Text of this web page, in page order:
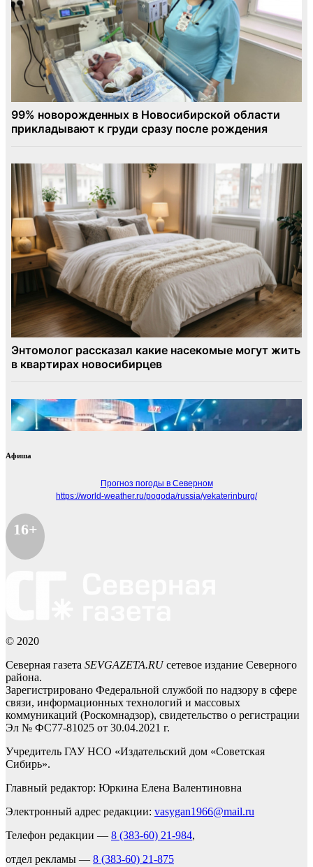
Афиша
Прогноз погоды в Северном
https://world-weather.ru/pogoda/russia/yekaterinburg/
16+
© 2020
Северная газета SEVGAZETA.RUсетевое издание Северного
района.
Зарегистрировано Федеральной службой по надзору в сфере
связи, информационных технологий и массовых
коммуникаций (Роскомнадзор), свидетельство о регистрации
Эл № ФС77-81025 от 30.04.2021 г.
Учредитель ГАУ НСО «Издательский дом «Советская
Сибирь».
Главный редактор: Юркина Елена Валентиновна
Электронный адрес редакции: vasygan1966@mail.ru
Телефон редакции — 8 (383-60) 21-984,
отдел рекламы — 8 (383-60) 21-875